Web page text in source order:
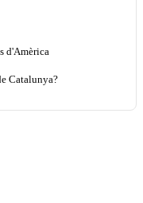
d'Amèrica
Catalunya?